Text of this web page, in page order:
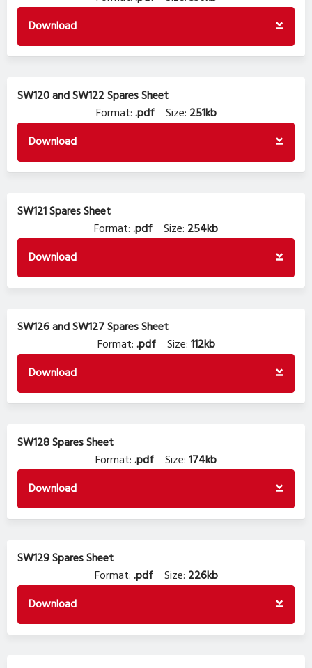
Download
SW120 and SW122 Spares Sheet
Format:.pdf Size: 251kb
Download
SW121 Spares Sheet
Format:.pdf Size: 254kb
Download
SW126 and SW127 Spares Sheet
Format:.pdf Size:112kb
Download
SW128 Spares Sheet
Format:.pdf Size:174kb
Download
SW129 Spares Sheet
Format:.pdf Size: 226kb
Download